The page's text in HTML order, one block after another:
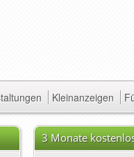
Kleinanzeigen
3 Monate